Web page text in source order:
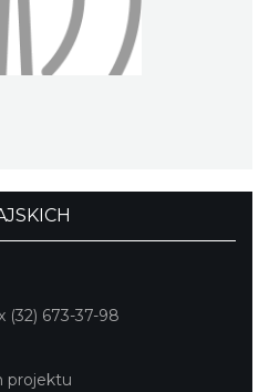
(32) 673-37-98
projektu